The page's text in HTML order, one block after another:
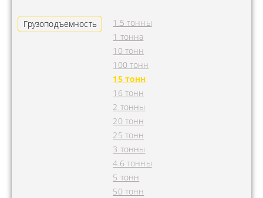
Грузоподъемность
1.5 тонны
1 тонна
10 тонн
100 тонн
15 тонн
16 тонн
2 тонны
20 тонн
25 тонн
3 тонны
4.6 тонны
5 тонн
50 тонн